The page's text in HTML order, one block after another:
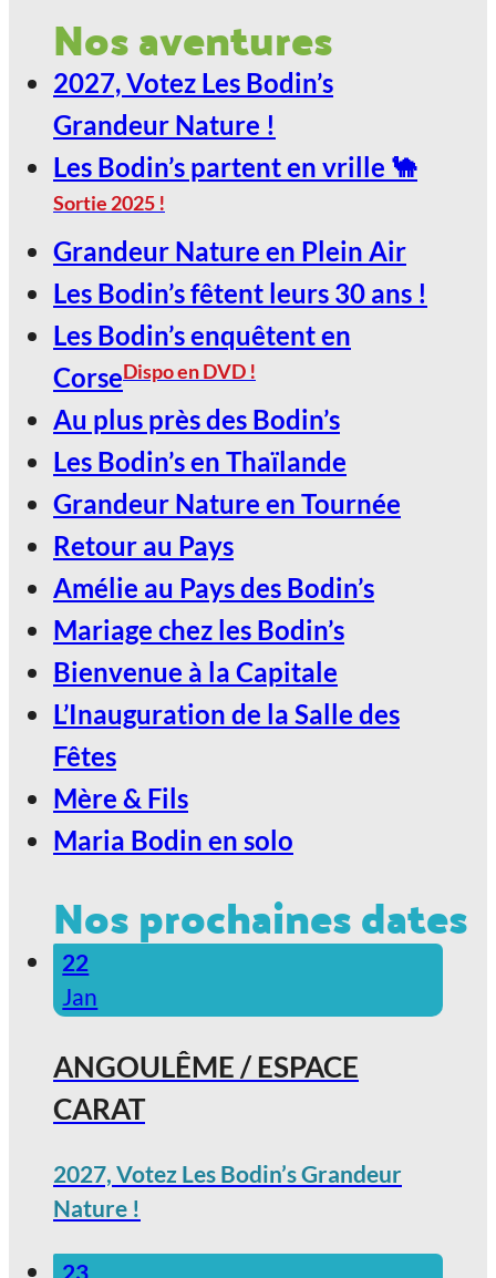
Nature !
29
Jan
LE SCARABÉE / ROANNE
2027, Votez Les Bodin’s Grandeur
Nature !
30
Jan
LE SCARABÉE / ROANNE
2027, Votez Les Bodin’s Grandeur
Nature !
Nos aventures
2027, Votez Les Bodin’s
Grandeur Nature !
Les Bodin’s partent en vrille 🐪
Sortie 2025 !
Grandeur Nature en Plein Air
Les Bodin’s fêtent leurs 30 ans !
Les Bodin’s enquêtent en
CorseDispo en DVD !
Au plus près des Bodin’s
Les Bodin’s en Thaïlande
Grandeur Nature en Tournée
Retour au Pays
Amélie au Pays des Bodin’s
Mariage chez les Bodin’s
Bienvenue à la Capitale
L’Inauguration de la Salle des
Fêtes
Mère & Fils
Maria Bodin en solo
Nos prochaines dates
22
Jan
ANGOULÊME / ESPACE
CARAT
2027, Votez Les Bodin’s Grandeur
Nature !
23